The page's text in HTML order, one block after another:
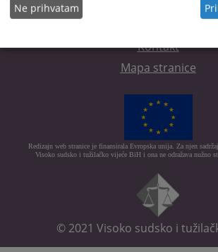
Kontakt
Mapa stranice
Redizajn web stranice je finansirala Evropska unija. Za njen
Visoko sudsko i tužilačko vijeće BiH i ona ne odražava nužno
© 2021 Visoko sudsko i
Ne prihvatam